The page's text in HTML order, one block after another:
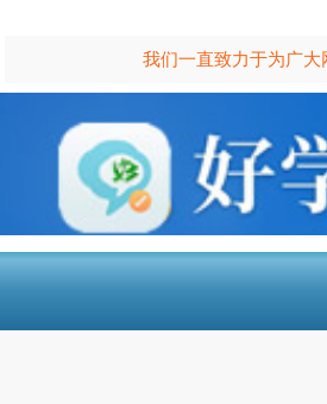
我们一直致力于为广大